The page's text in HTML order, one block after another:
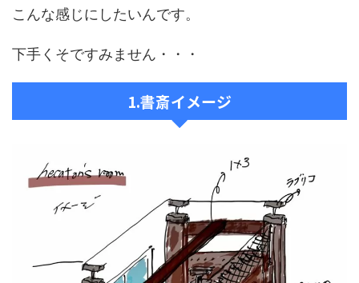
こんな感じにしたいんです。
下手くそですみません・・・
1.書斎イメージ